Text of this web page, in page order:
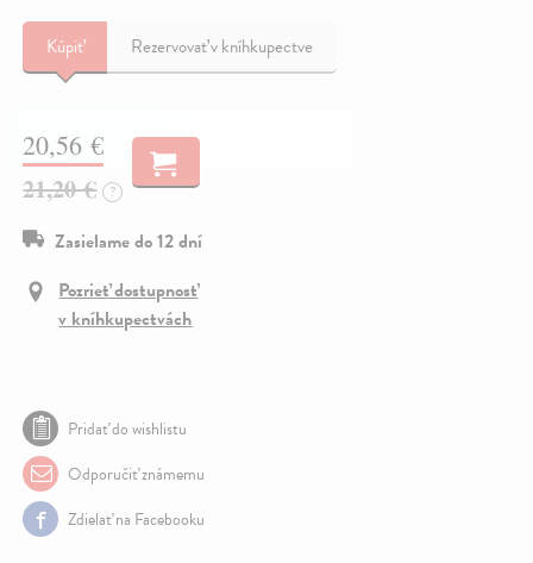
Kúpiť Rezervovať v kníhkupectve
20,56 €
21,20 € ?
Zasielame do 12 dní
Pozrieť dostupnosť
v kníhkupectvách
Pridať do wishlistu
Odporučiť známemu
Zdielať na Facebooku